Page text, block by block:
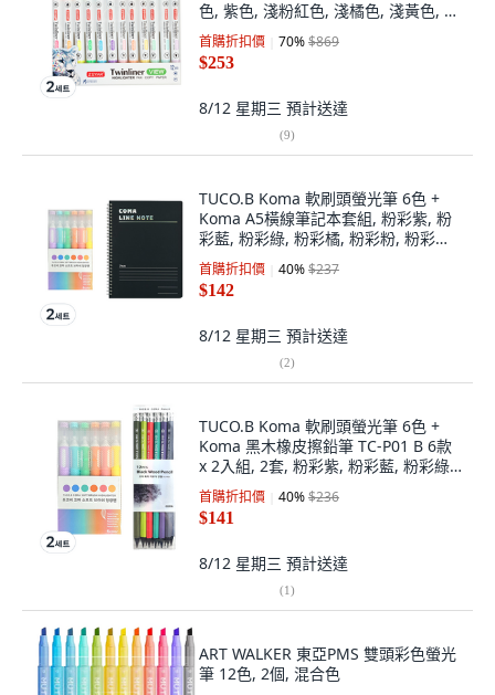
色, 紫色, 淺粉紅色, 淺橘色, 淺黃色, 淺
綠色, 淺藍色, 淺紫色, 2套
首購折扣價 70%$869
$253
8/12 星期三 預計送達
(9)
TUCO.B Koma 軟刷頭螢光筆 6色 +
Koma A5橫線筆記本套組, 粉彩紫, 粉
彩藍, 粉彩綠, 粉彩橘, 粉彩粉, 粉彩黃
(螢光筆), 黑色(筆記本), 2套
首購折扣價 40%$237
$142
8/12 星期三 預計送達
(2)
TUCO.B Koma 軟刷頭螢光筆 6色 +
Koma 黑木橡皮擦鉛筆 TC-P01 B 6款
x 2入組, 2套, 粉彩紫, 粉彩藍, 粉彩綠,
粉彩橘, 粉彩粉, 粉彩黃(螢光筆)
首購折扣價 40%$236
$141
8/12 星期三 預計送達
(1)
ART WALKER 東亞PMS 雙頭彩色螢光
筆 12色, 2個, 混合色